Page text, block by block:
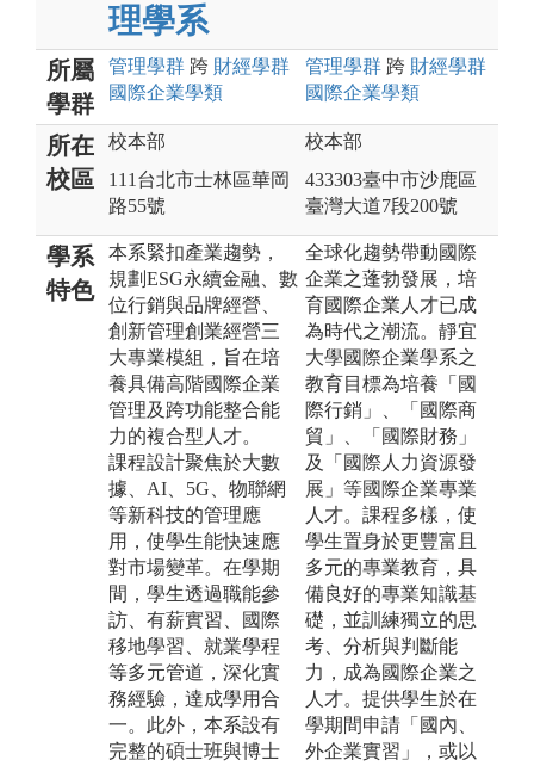
理學系
所屬
學群
管理學群 跨 財經學群
國際企業學類
管理學群 跨 財經學群
國際企業學類
所在
校區
校本部
111台北市士林區華岡
路55號
校本部
433303臺中市沙鹿區
臺灣大道7段200號
學系
特色
本系緊扣產業趨勢，
規劃ESG永續金融、數
位行銷與品牌經營、
創新管理創業經營三
大專業模組，旨在培
養具備高階國際企業
管理及跨功能整合能
力的複合型人才。
課程設計聚焦於大數
據、AI、5G、物聯網
等新科技的管理應
用，使學生能快速應
對市場變革。在學期
間，學生透過職能參
訪、有薪實習、國際
移地學習、就業學程
等多元管道，深化實
務經驗，達成學用合
一。此外，本系設有
完整的碩士班與博士
全球化趨勢帶動國際
企業之蓬勃發展，培
育國際企業人才已成
為時代之潮流。靜宜
大學國際企業學系之
教育目標為培養「國
際行銷」、「國際商
貿」、「國際財務」
及「國際人力資源發
展」等國際企業專業
人才。課程多樣，使
學生置身於更豐富且
多元的專業教育，具
備良好的專業知識基
礎，並訓練獨立的思
考、分析與判斷能
力，成為國際企業之
人才。提供學生於在
學期間申請「國內、
外企業實習」，或以